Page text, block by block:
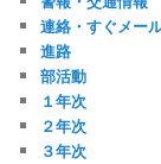
連絡・すぐメー
進路
部活動
１年次
２年次
３年次